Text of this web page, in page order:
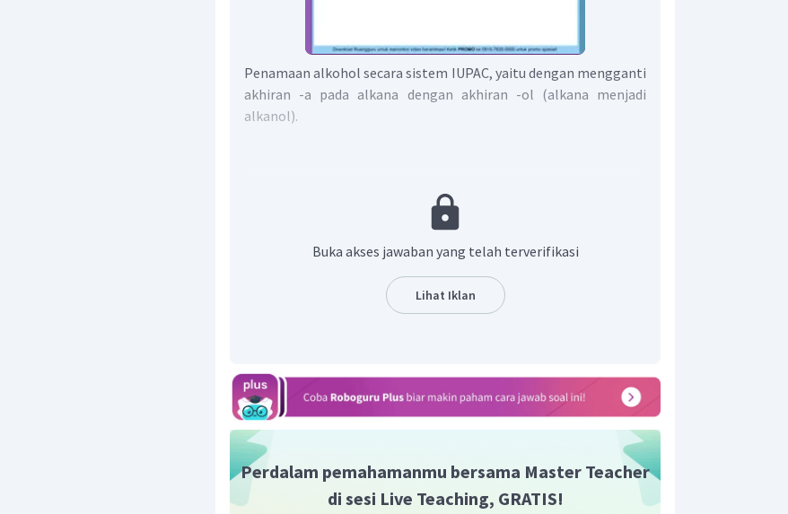
Penamaan alkohol secara sistem IUPAC, yaitu dengan mengganti
akhiran -a pada alkana dengan akhiran -ol (alkana menjadi
alkanol).
Alkohol di atas memiliki 2 rantai C utama dan merupakan alkohol
primer, sehingga nama senyawanya adalah etanol.
Jadi, nama IUPAC rantai karbon di atas adalah etanol.
Buka akses jawaban yang telah terverifikasi
Lihat Iklan
Perdalam pemahamanmu bersama Master Teacher
di sesi Live Teaching, GRATIS!